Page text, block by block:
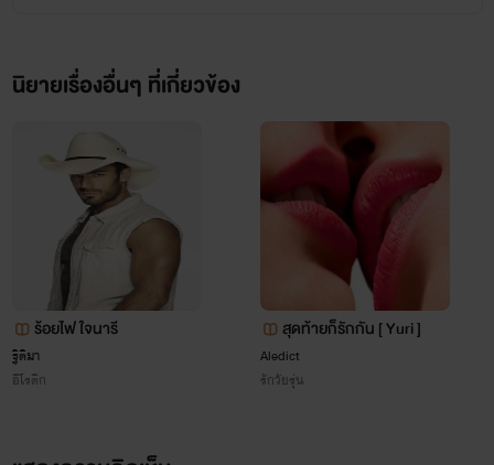
นิยายเรื่องอื่นๆ ที่เกี่ยวข้อง
ร้อยไฟ ใจนารี
ฐิติมา
อีโรติก
สุดท้ายก็รักกัน [ Yuri ]
Aledict
รักวัยรุ่น